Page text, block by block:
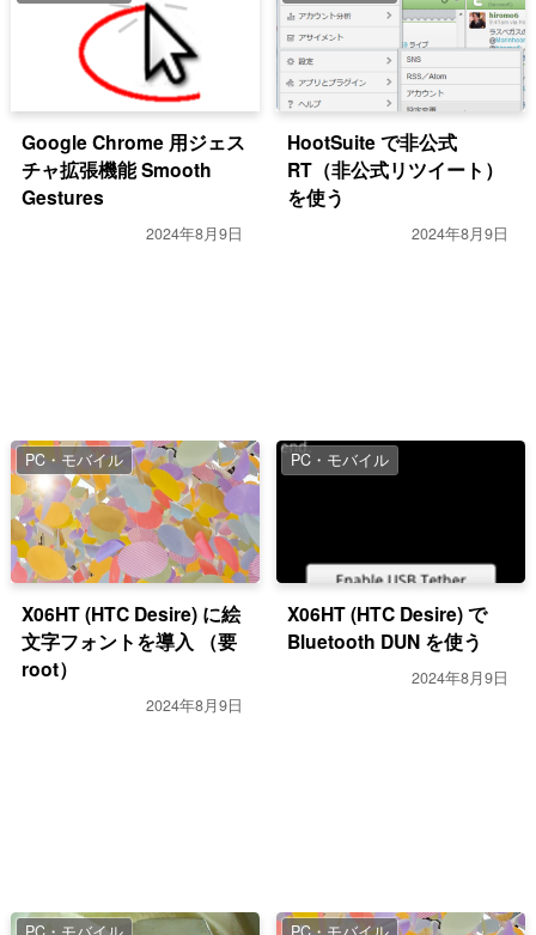
Google Chrome 用ジェス
チャ拡張機能 Smooth
Gestures
2024年8月9日
HootSuite で非公式
RT（非公式リツイート）
を使う
2024年8月9日
PC・モバイル
X06HT (HTC Desire) に絵
文字フォントを導入 （要
root）
2024年8月9日
PC・モバイル
X06HT (HTC Desire) で
Bluetooth DUN を使う
2024年8月9日